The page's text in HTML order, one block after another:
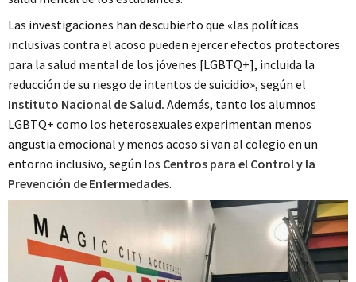
Las investigaciones han descubierto que «las políticas
inclusivas contra el acoso pueden ejercer efectos protectores
para la salud mental de los jóvenes [LGBTQ+], incluida la
reducción de su riesgo de intentos de suicidio», según el
Instituto Nacional de Salud. Además, tanto los alumnos
LGBTQ+ como los heterosexuales experimentan menos
angustia emocional y menos acoso si van al colegio en un
entorno inclusivo, según los Centros para el Control y la
Prevención de Enfermedades.